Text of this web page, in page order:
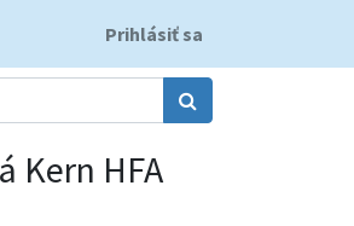
Prihlásiť sa
Kern HFA